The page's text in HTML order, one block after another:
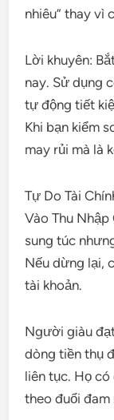
nhiêu” thay vì
Lời khuyên:
nay. Sử dụng
tự động tiết
Khi bạn kiểm
may rủi mà là
Tự Do Tài
Vào Thu
sung túc
Nếu dừng lại,
tài khoản.
Người giàu
dòng tiền thụ
liên tục. Họ
theo đuổi đam